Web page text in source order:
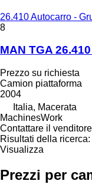
26.410 Autocarro -
8
MAN TGA
Prezzo su richiesta
Camion piattaforma
2004
Italia, Macerata
MachinesWork
Contattare il venditore
Risultati della ricerca:
Visualizza
Prezzi per